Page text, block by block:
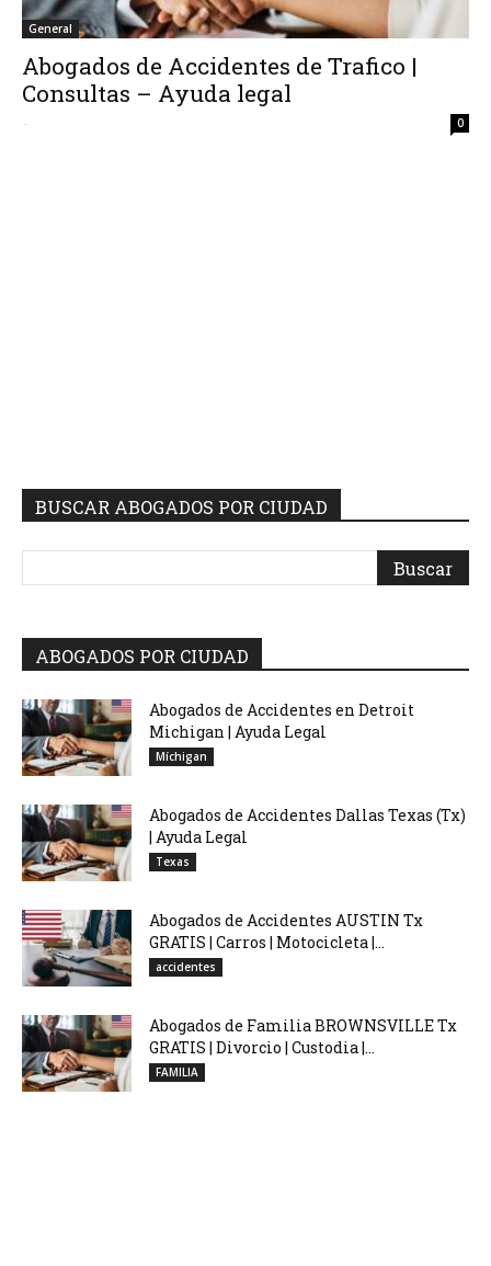
General
Abogados de Accidentes de Trafico |
Consultas – Ayuda legal
- 0
BUSCAR ABOGADOS POR CIUDAD
ABOGADOS POR CIUDAD
Abogados de Accidentes en Detroit
Michigan | Ayuda Legal
Míchigan
Abogados de Accidentes Dallas Texas (Tx)
| Ayuda Legal
Texas
Abogados de Accidentes AUSTIN Tx
GRATIS | Carros | Motocicleta |...
accidentes
Abogados de Familia BROWNSVILLE Tx
GRATIS | Divorcio | Custodia |...
FAMILIA